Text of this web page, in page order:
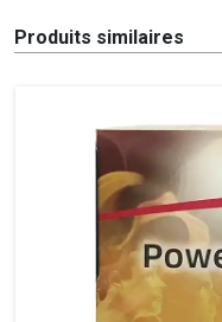
Produits similaires